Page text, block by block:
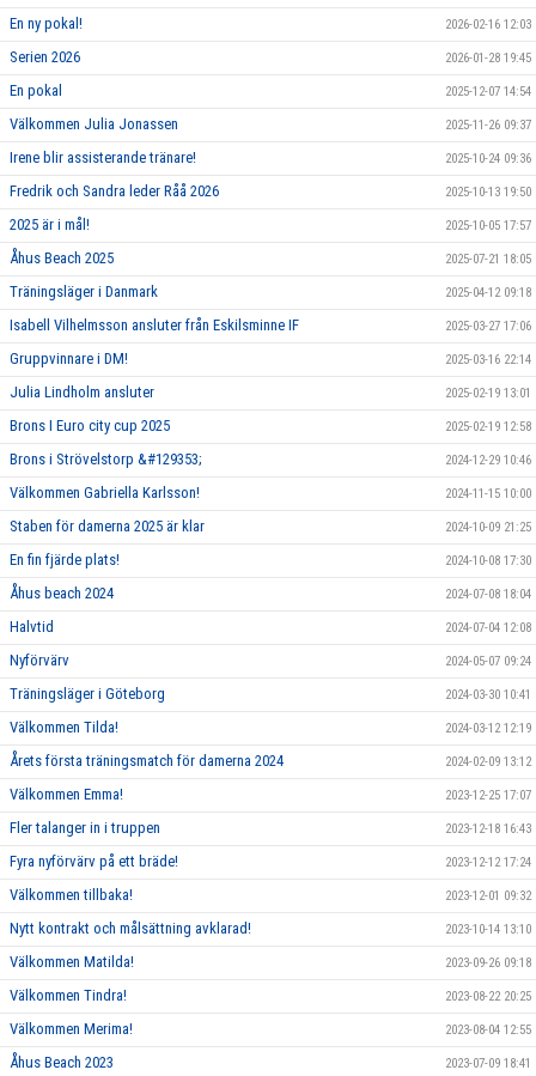
En ny pokal! 2026-02-16 12:03
Serien 2026 2026-01-28 19:45
En pokal 2025-12-07 14:54
Välkommen Julia Jonassen 2025-11-26 09:37
Irene blir assisterande tränare! 2025-10-24 09:36
Fredrik och Sandra leder Råå 2026 2025-10-13 19:50
2025 är i mål! 2025-10-05 17:57
Åhus Beach 2025 2025-07-21 18:05
Träningsläger i Danmark 2025-04-12 09:18
Isabell Vilhelmsson ansluter från Eskilsminne IF 2025-03-27 17:06
Gruppvinnare i DM! 2025-03-16 22:14
Julia Lindholm ansluter 2025-02-19 13:01
Brons I Euro city cup 2025 2025-02-19 12:58
Brons i Strövelstorp &#129353; 2024-12-29 10:46
Välkommen Gabriella Karlsson! 2024-11-15 10:00
Staben för damerna 2025 är klar 2024-10-09 21:25
En fin fjärde plats! 2024-10-08 17:30
Åhus beach 2024 2024-07-08 18:04
Halvtid 2024-07-04 12:08
Nyförvärv 2024-05-07 09:24
Träningsläger i Göteborg 2024-03-30 10:41
Välkommen Tilda! 2024-03-12 12:19
Årets första träningsmatch för damerna 2024 2024-02-09 13:12
Välkommen Emma! 2023-12-25 17:07
Fler talanger in i truppen 2023-12-18 16:43
Fyra nyförvärv på ett bräde! 2023-12-12 17:24
Välkommen tillbaka! 2023-12-01 09:32
Nytt kontrakt och målsättning avklarad! 2023-10-14 13:10
Välkommen Matilda! 2023-09-26 09:18
Välkommen Tindra! 2023-08-22 20:25
Välkommen Merima! 2023-08-04 12:55
Åhus Beach 2023 2023-07-09 18:41